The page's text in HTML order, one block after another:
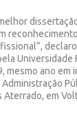
Universidade
mesmo ano em
Aterrado, em